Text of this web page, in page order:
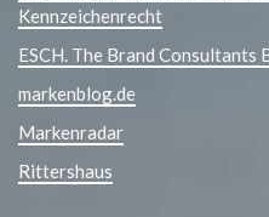
Kennzeichenrecht
ESCH. The Brand Consultants
markenblog.de
Markenradar
Rittershaus